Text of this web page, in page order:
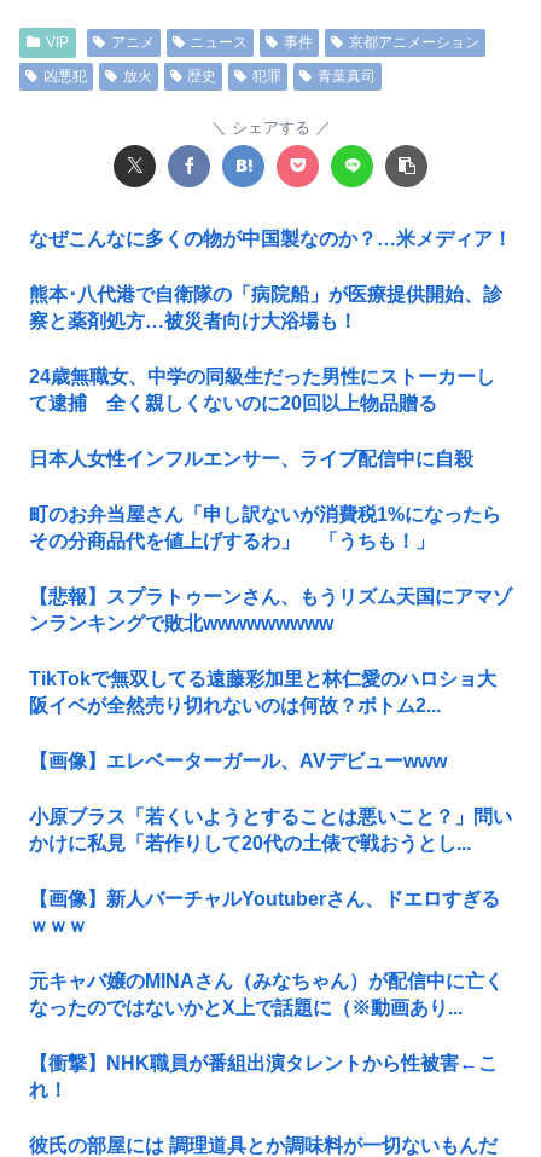
VIP アニメ ニュース 事件
京都アニメーション
凶悪犯
放火 歴史 犯罪 青葉真司
シェアする
なぜこんなに多くの物が中国製なのか？…米メディア！
熊本･八代港で自衛隊の「病院船」が医療提供開始、診
察と薬剤処方…被災者向け大浴場も！
24歳無職女、中学の同級生だった男性にストーカーし
て逮捕 全く親しくないのに20回以上物品贈る
日本人女性インフルエンサー、ライブ配信中に自殺
町のお弁当屋さん「申し訳ないが消費税1%になったら
その分商品代を値上げするわ」 「うちも！」
【悲報】スプラトゥーンさん、もうリズム天国にアマゾ
ンランキングで敗北wwwwwwwww
TikTokで無双してる遠藤彩加里と林仁愛のハロショ大
阪イベが全然売り切れないのは何故？ボトム2...
【画像】エレベーターガール、AVデビューwww
小原ブラス「若くいようとすることは悪いこと？」問い
かけに私見「若作りして20代の土俵で戦おうとし...
【画像】新人バーチャルYoutuberさん、ドエロすぎる
ｗｗｗ
元キャバ嬢のMINAさん（みなちゃん）が配信中に亡く
なったのではないかとX上で話題に（※動画あり...
【衝撃】NHK職員が番組出演タレントから性被害←こ
れ！
彼氏の部屋には 調理道具とか調味料が一切ないもんだ